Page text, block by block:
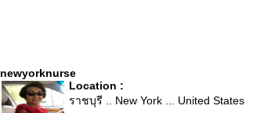
newyorknurse
Location :
ราชบุรี .. New York ... United States